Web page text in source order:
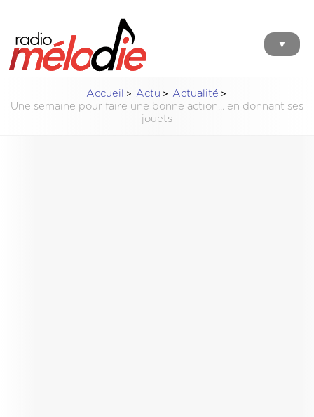
▼
Accueil Actu
Actualité
Une semaine pour faire une bonne action... en donnant ses
jouets